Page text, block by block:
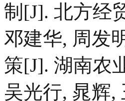
制[J]. 北方经
邓建华, 周发
策[J]. 湖南农
吴光行, 晁辉,